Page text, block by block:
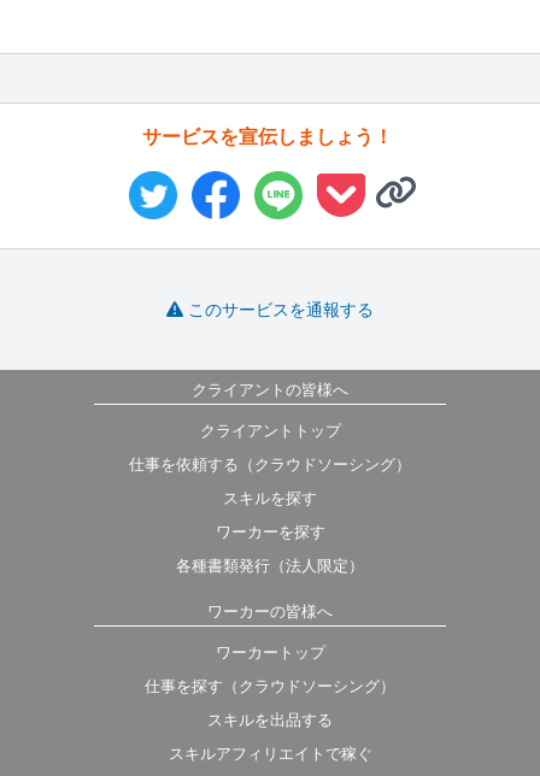
サービスを宣伝しましょう！
このサービスを通報する
クライアントの皆様へ
クライアントトップ
仕事を依頼する（クラウドソーシング）
スキルを探す
ワーカーを探す
各種書類発行（法人限定）
ワーカーの皆様へ
ワーカートップ
仕事を探す（クラウドソーシング）
スキルを出品する
スキルアフィリエイトで稼ぐ